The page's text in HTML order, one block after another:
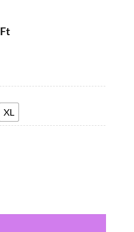
FtÁrtartomány:
5
600,00 Ft
XL